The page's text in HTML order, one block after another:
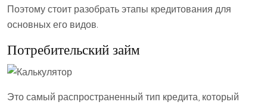
Поэтому стоит разобрать этапы кредитования для
основных его видов.
Потребительский займ
Это самый распространенный тип кредита, который